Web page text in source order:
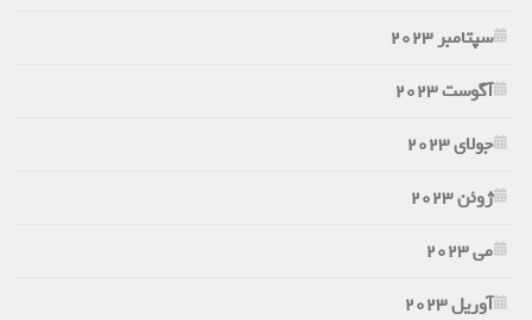
سپتامبر 2023
آگوست 2023
جولای 2023
ژوئن 2023
می 2023
آوریل 2023